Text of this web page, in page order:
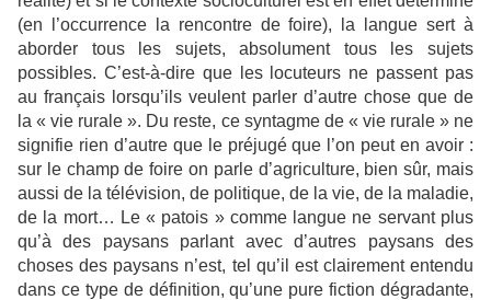
(en l’occurrence la rencontre de foire), la langue sert à
aborder tous les sujets, absolument tous les sujets
possibles. C’est-à-dire que les locuteurs ne passent pas
au français lorsqu’ils veulent parler d’autre chose que de
la « vie rurale ». Du reste, ce syntagme de « vie rurale » ne
signifie rien d’autre que le préjugé que l’on peut en avoir :
sur le champ de foire on parle d’agriculture, bien sûr, mais
aussi de la télévision, de politique, de la vie, de la maladie,
de la mort… Le « patois » comme langue ne servant plus
qu’à des paysans parlant avec d’autres paysans des
choses des paysans n’est, tel qu’il est clairement entendu
dans ce type de définition, qu’une pure fiction dégradante,